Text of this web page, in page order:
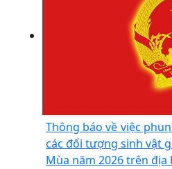
Thông báo về việc
các đối tượng sinh vật
Mùa năm 2026 trên địa